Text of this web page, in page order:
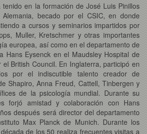
en la formación de José Luis Pinillos
becado por el CSIC, en donde
a cursos y seminarios impartidos por
Muller, Kretschmer y otras importantes
europea, así como en el departamento de
Hans Eysenck en el Maudsley Hospital de
British Council. En Inglaterra, participó en
por el indiscutible talento creador de
Shapiro, Anna Freud, Cattell, Tinbergen y
de la psicología mundial. Durante su
forjó amistad y colaboración con Hans
después será director del departamento
Max Planck de Munich. Durante los
de los 50 realiza frecuentes visitas a